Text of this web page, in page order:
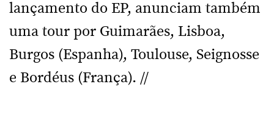
lançamento do EP, anunciam também
uma tour por Guimarães, Lisboa,
Burgos (Espanha), Toulouse, Seignosse
e Bordéus (França). //